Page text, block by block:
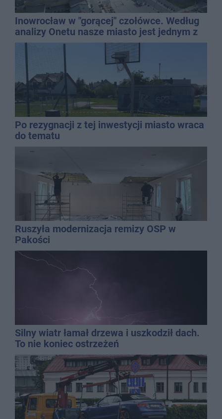
Inowrocław w "gorącej" czołówce. Według
analizy Onetu nasze miasto jest jednym z
najbardziej narażonych na upały
Po rezygnacji z tej inwestycji miasto wraca
do tematu
Ruszyła modernizacja remizy OSP w
Pakości
Silny wiatr łamał drzewa i uszkodził dach.
To nie koniec ostrzeżeń